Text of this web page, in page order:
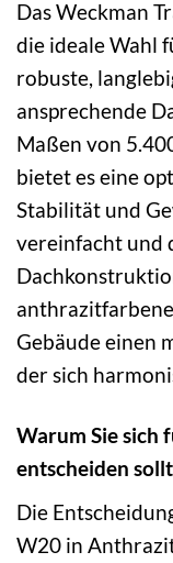
Das Weckman
die ideale Wahl
robuste,
ansprechende
Maßen von
bietet es eine
Stabilität und
vereinfacht und
Gebäude einen
der sich
Warum Sie sich
entscheiden
Die
W20 in